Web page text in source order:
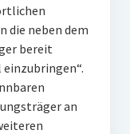
die neben dem
bereit
an